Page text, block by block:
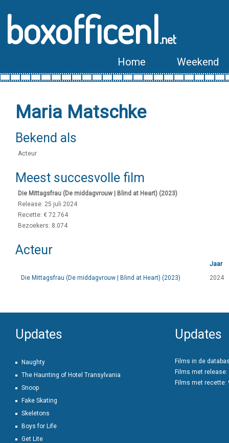
boxofficenl.net
Home Weekend
Maria Matschke
Bekend als
Acteur
Meest succesvolle film
Die Mittagsfrau (De middagvrouw | Blind at Heart) (2023)
Release: 25 juli 2024
Recette: € 72.764
Bezoekers: 8.074
Acteur
Jaar
Die Mittagsfrau (De middagvrouw | Blind at Heart) (2023)
2024
Updates
Naughty
The Haunting of Hotel Transylvania
Snoop
Fake Skating
Skeletons
Boys for Life
Get Lite
Updates
Films in de
Films met release:
Films met recette: